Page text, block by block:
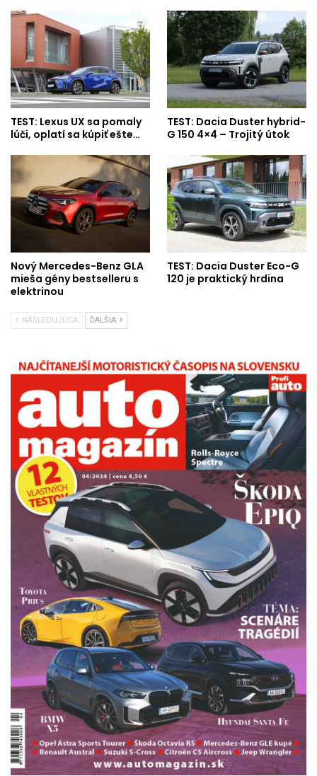
TEST: Lexus UX sa pomaly
lúči, oplatí sa kúpiť ešte…
TEST: Dacia Duster hybrid-
G 150 4×4 – Trojitý útok
Nový Mercedes-Benz GLA
mieša gény bestselleru s
elektrinou
TEST: Dacia Duster Eco-G
120 je praktický hrdina
NÁSLEDUJÚCA ĎALŠIA